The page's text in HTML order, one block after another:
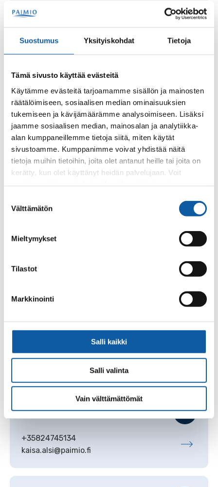
Suostumus Yksityiskohdat Tietoja
Tämä sivusto käyttää evästeitä
Käytämme evästeitä tarjoamamme sisällön ja mainosten
räätälöimiseen, sosiaalisen median ominaisuuksien
tukemiseen ja kävijämäärämme analysoimiseen. Lisäksi
jaamme sosiaalisen median, mainosalan ja analytiikka-
alan kumppaneillemme tietoja siitä, miten käytät
sivustoamme. Kumppanimme voivat yhdistää näitä
tietoja muihin tietoihin, joita olet antanut heille tai joita on
kerätty, kun olet käyttänyt heidän palvelujaan. Voit
valinta
Välttämätön
Mieltymykset
Tilastot
Markkinointi
Salli kaikki
Salli valinta
Vain välttämättömät
senni.ahvenlampi@paimio.fi
+35824745617
noname@paimio.fi
NikkeAlakylä
+35824745424
JaanaAlander
+35824745490
+35824745422
KaisaAlsi
+35824745134
kaisa.alsi@paimio.fi